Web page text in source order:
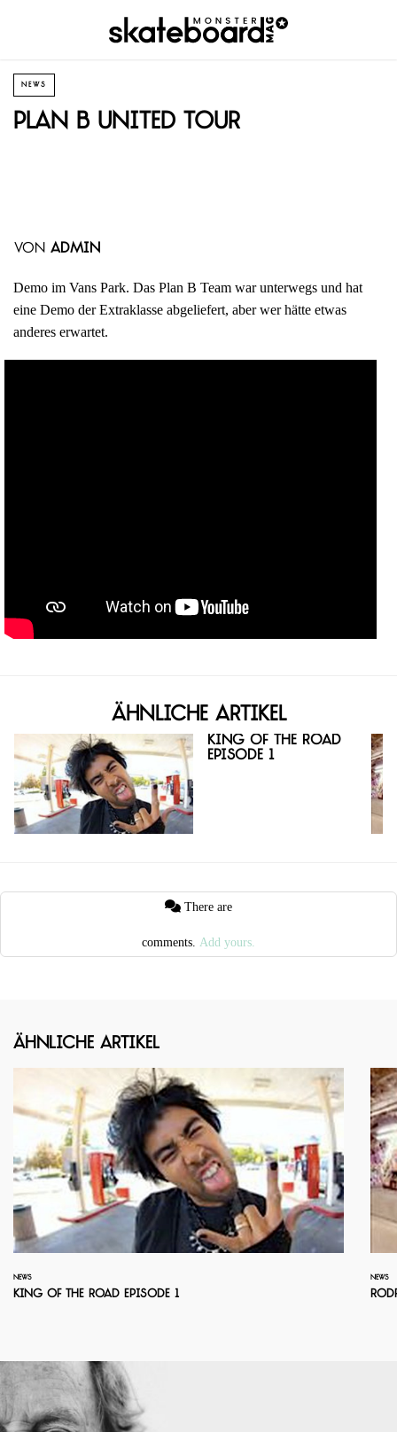
NEWS
Plan B United Tour
von admin
Demo im Vans Park. Das Plan B Team war unterwegs und hat
eine Demo der Extraklasse abgeliefert, aber wer hätte etwas
anderes erwartet.
Ähnliche Artikel
King Of The Road
Episode 1
comments. Add yours.
Ähnliche Artikel
NEWS
King Of The Road Episode 1
NEWS